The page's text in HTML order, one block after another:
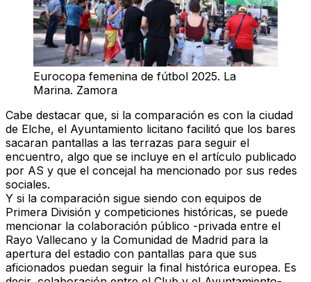
Eurocopa femenina de fútbol 2025. La
Marina. Zamora
Cabe destacar que, si la comparación es con la ciudad
de Elche, el Ayuntamiento licitano facilitó que los bares
sacaran pantallas a las terrazas para seguir el
encuentro, algo que se incluye en el artículo publicado
por AS y que el concejal ha mencionado por sus redes
sociales.
Y si la comparación sigue siendo con equipos de
Primera División y competiciones históricas, se puede
mencionar la colaboración público -privada entre el
Rayo Vallecano y la Comunidad de Madrid para la
apertura del estadio con pantallas para que sus
aficionados puedan seguir la final histórica europea. Es